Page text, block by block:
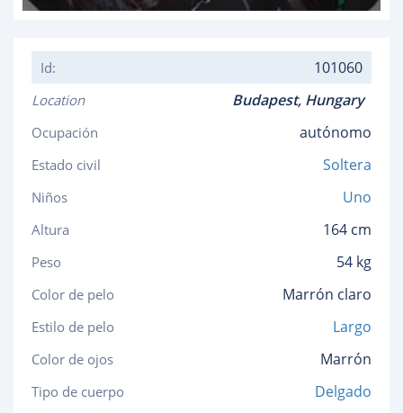
Id: 101060
Location Budapest, Hungary
Ocupación autónomo
Estado civil Soltera
Niños Uno
Altura 164 cm
Peso 54 kg
Color de pelo Marrón claro
Estilo de pelo Largo
Color de ojos Marrón
Tipo de cuerpo Delgado